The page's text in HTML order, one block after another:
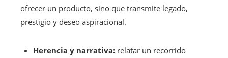
ofrecer un producto, sino que transmite legado,
prestigio y deseo aspiracional.
Herencia y narrativa: relatar un recorrido